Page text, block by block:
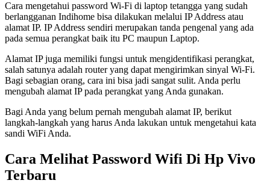
Cara mengetahui password Wi-Fi di laptop tetangga yang sudah
berlangganan Indihome bisa dilakukan melalui IP Address atau
alamat IP. IP Address sendiri merupakan tanda pengenal yang ada
pada semua perangkat baik itu PC maupun Laptop.
Alamat IP juga memiliki fungsi untuk mengidentifikasi perangkat,
salah satunya adalah router yang dapat mengirimkan sinyal Wi-Fi.
Bagi sebagian orang, cara ini bisa jadi sangat sulit. Anda perlu
mengubah alamat IP pada perangkat yang Anda gunakan.
Bagi Anda yang belum pernah mengubah alamat IP, berikut
langkah-langkah yang harus Anda lakukan untuk mengetahui kata
sandi WiFi Anda.
Cara Melihat Password Wifi Di Hp Vivo
Terbaru